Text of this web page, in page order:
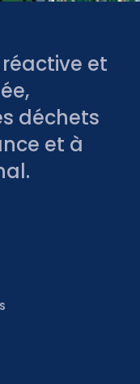
réactive et
déchets
et à